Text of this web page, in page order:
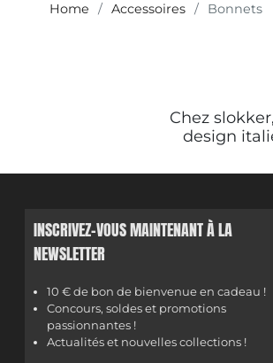
Home Accessoires Bonnets
Chez
design
INSCRIVEZ-VOUS MAINTENANT À LA
NEWSLETTER
10 € de bon de bienvenue en cadeau !
Concours, soldes et promotions
passionnantes !
Actualités et nouvelles collections !